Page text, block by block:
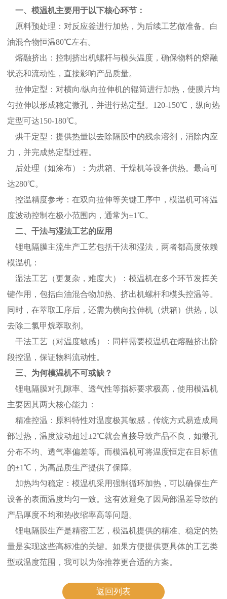
一、模温机主要用于以下核心环节：
原料预处理：对反应釜进行加热，为后续工艺做准备。白
油混合物恒温80℃左右。
熔融挤出：控制挤出机螺杆与模头温度，确保物料的熔融
状态和流动性，直接影响产品质量。
拉伸定型：对横向/纵向拉伸机的辊筒进行加热，使膜片均
匀拉伸以形成稳定微孔，并进行热定型。120-150℃，纵向热
定型可达150-180℃。
烘干定型：提供热量以去除隔膜中的残余溶剂，消除内应
力，并完成热定型过程。
后处理（如涂布）：为烘箱、干燥机等设备供热。最高可
达280℃。
控温精度参考：在双向拉伸等关键工序中，模温机可将温
度波动控制在极小范围内，通常为±1℃。
二、干法与湿法工艺的应用
锂电隔膜主流生产工艺包括干法和湿法，两者都高度依赖
模温机：
湿法工艺（更复杂，难度大）：模温机在多个环节发挥关
键作用，包括白油混合物加热、挤出机螺杆和模头控温等。
同时，在萃取工序后，还需为横向拉伸机（烘箱）供热，以
去除二氯甲烷萃取剂。
干法工艺（对温度敏感）：同样需要模温机在熔融挤出阶
段控温，保证物料流动性。
三、为何模温机不可或缺？
锂电隔膜对孔隙率、透气性等指标要求极高，使用模温机
主要因其两大核心能力：
精准控温：原料特性对温度极其敏感，传统方式易造成局
部过热，温度波动超过±2℃就会直接导致产品不良，如微孔
分布不均、透气率偏差等。而模温机可将温度恒定在目标值
的±1℃，为高品质生产提供了保障。
加热均匀稳定：模温机采用强制循环加热，可以确保生产
设备的表面温度均匀一致。这有效避免了因局部温差导致的
产品厚度不均和热收缩率高等问题。
锂电隔膜生产是精密工艺，模温机提供的精准、稳定的热
量是实现这些高标准的关键。如果方便提供更具体的工艺类
型或温度范围，我可以为你推荐更合适的方案。
返回列表